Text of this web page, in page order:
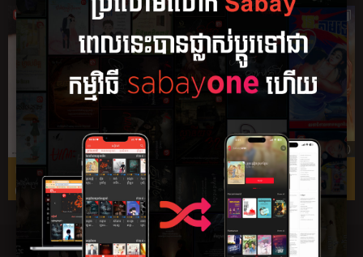
លុយ ១០ ដុល្លារ
(ល្ខោ...
3.96 (785)
ប្រពន្ធ​សម្លាញ់
4.13 (798)
រាជបុត្រទាំងបី និង
វ...
4.34 (809)